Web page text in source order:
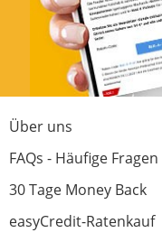
Über uns
FAQs - Häufige Fragen
30 Tage Money Back
easyCredit-Ratenkauf